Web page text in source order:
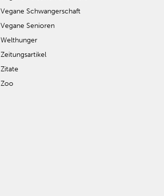
Vegane Schwangerschaft
Vegane Senioren
Welthunger
Zeitungsartikel
Zitate
Zoo